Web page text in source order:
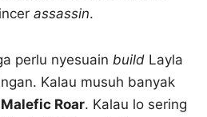
assassin.
perlu nyesuainbuild Layla
Kalau musuh banyak
Malefic Roar. Kalau lo sering